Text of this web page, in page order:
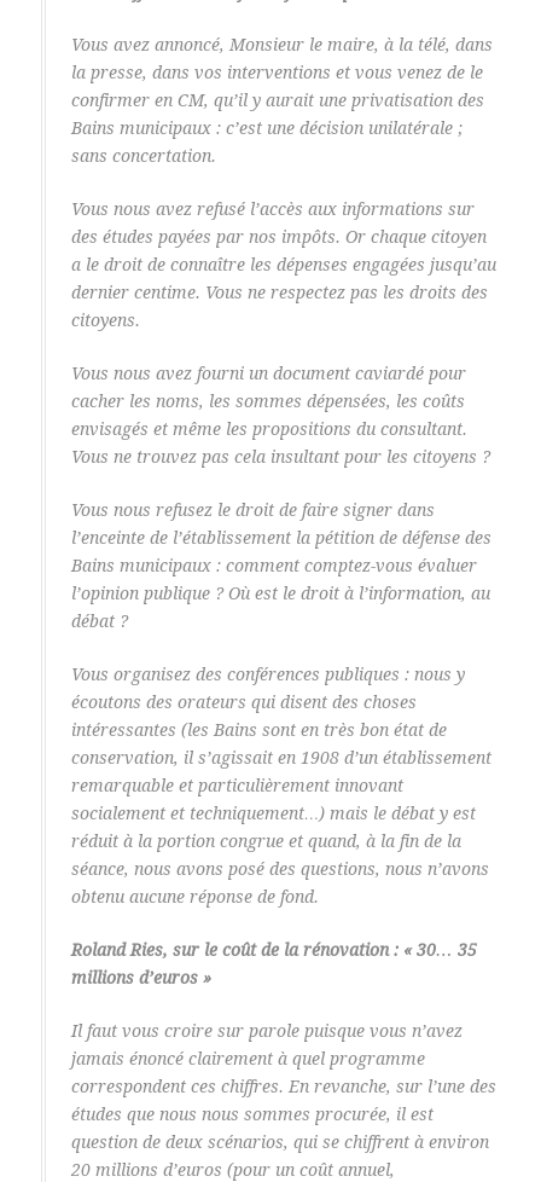
Vous avez annoncé, Monsieur le maire, à la télé, dans
la presse, dans vos interventions et vous venez de le
confirmer en CM, qu’il y aurait une privatisation des
Bains municipaux : c’est une décision unilatérale ;
sans concertation.
Vous nous avez refusé l’accès aux informations sur
des études payées par nos impôts. Or chaque citoyen
a le droit de connaître les dépenses engagées jusqu’au
dernier centime. Vous ne respectez pas les droits des
citoyens.
Vous nous avez fourni un document caviardé pour
cacher les noms, les sommes dépensées, les coûts
envisagés et même les propositions du consultant.
Vous ne trouvez pas cela insultant pour les citoyens ?
Vous nous refusez le droit de faire signer dans
l’enceinte de l’établissement la pétition de défense des
Bains municipaux : comment comptez-vous évaluer
l’opinion publique ? Où est le droit à l’information, au
débat ?
Vous organisez des conférences publiques : nous y
écoutons des orateurs qui disent des choses
intéressantes (les Bains sont en très bon état de
conservation, il s’agissait en 1908 d’un établissement
remarquable et particulièrement innovant
socialement et techniquement…) mais le débat y est
réduit à la portion congrue et quand, à la fin de la
séance, nous avons posé des questions, nous n’avons
obtenu aucune réponse de fond.
Roland Ries, sur le coût de la rénovation : « 30… 35
millions d’euros »
Il faut vous croire sur parole puisque vous n’avez
jamais énoncé clairement à quel programme
correspondent ces chiffres. En revanche, sur l’une des
études que nous nous sommes procurée, il est
question de deux scénarios, qui se chiffrent à environ
20 millions d’euros (pour un coût annuel,